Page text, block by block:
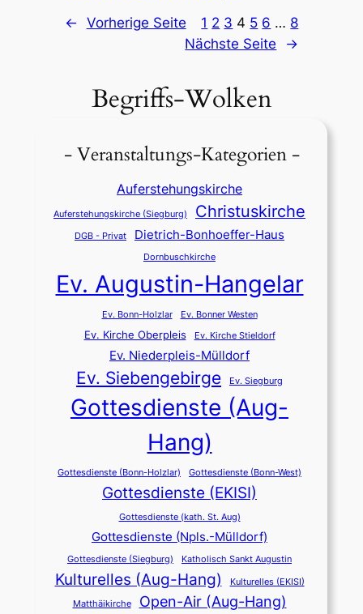
← Vorherige Seite 1 2 3 4 5 6 … 8
Nächste Seite
→
Begriffs-Wolken
- Veranstaltungs-Kategorien -
Auferstehungskirche
Auferstehungskirche (Siegburg) Christuskirche
DGB - Privat Dietrich-Bonhoeffer-Haus
Dornbuschkirche
Ev. Augustin-Hangelar
Ev. Bonn-Holzlar Ev. Bonner Westen
Ev. Kirche Oberpleis Ev. Kirche Stieldorf
Ev. Niederpleis-Mülldorf
Ev. Siebengebirge Ev. Siegburg
Gottesdienste (Aug-
Hang)
Gottesdienste (Bonn-Holzlar) Gottesdienste (Bonn-West)
Gottesdienste (EKISI)
Gottesdienste (kath. St. Aug)
Gottesdienste (Npls.-Mülldorf)
Gottesdienste (Siegburg) Katholisch Sankt Augustin
Kulturelles (Aug-Hang) Kulturelles (EKISI)
Matthäikirche Open-Air (Aug-Hang)